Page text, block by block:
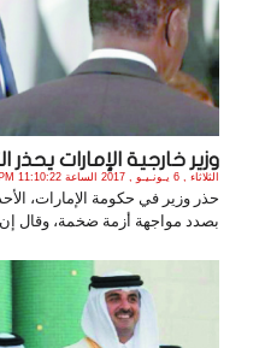
وزير خارجية الإمارات يحذر
الثلاثاء , 6 يـونـيـو , 2017 الساعة 11:10:22 PM
حذر وزير في حكومة الإمارات،
بصدد مواجهة أزمة ضخمة، وقال